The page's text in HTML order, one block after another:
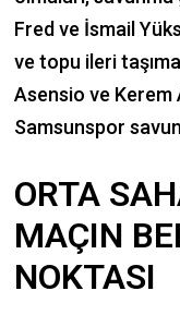
Fred ve İsmail
ve topu ileri
Asensio ve Kerem
Samsunspor
ORTA
MAÇIN
NOKTASI